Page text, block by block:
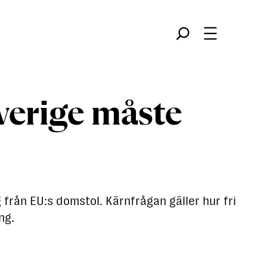
Søk
måste
EU:s domstol. Kärnfrågan gäller hur fri